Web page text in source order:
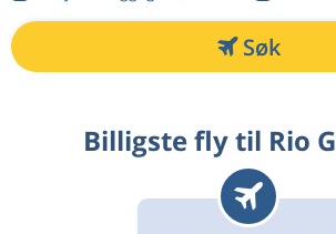
Søk
Billigste fly til Rio